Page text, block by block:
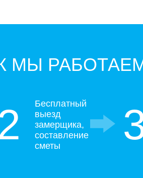
МЫ
Бесплатный
выезд
замерщика,
составление
сметы